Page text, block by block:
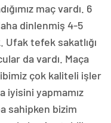
maç vardı. 6
dinlenmiş 4-5
tefek sakatlığı
da vardı. Maça
çok kaliteli işler
iyisini yapmamız
sahipken bizim